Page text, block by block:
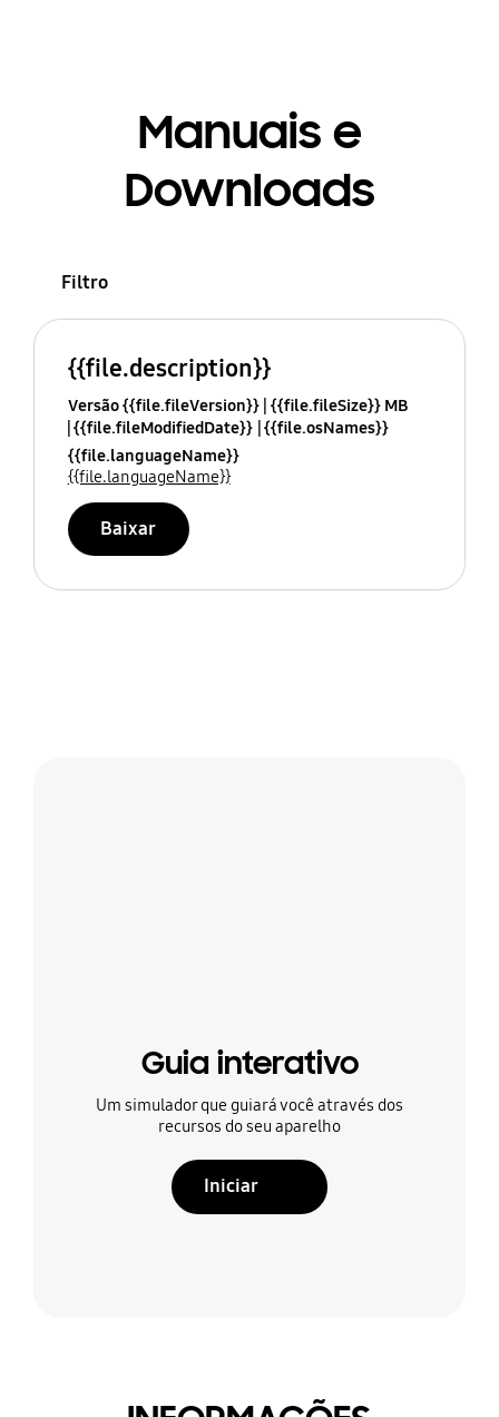
Manuais e
Downloads
Filtro
{{file.description}}
Versão {{file.fileVersion}} {{file.fileSize}} MB
{{file.fileModifiedDate}} {{file.osNames}}
{{file.languageName}}
{{file.languageName}}
Baixar
Guia interativo
Um simulador que guiará você através dos
recursos do seu aparelho
Iniciar